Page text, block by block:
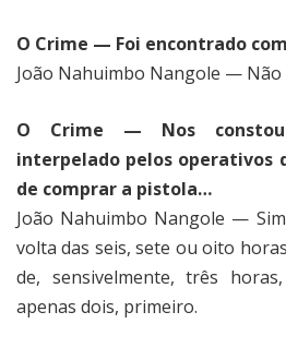
O Crime — Foi encontrado
João Nahuimbo Nangole — Não
O Crime — Nos
interpelado pelos operativos
de comprar a pistola…
João Nahuimbo Nangole —
volta das seis, sete ou oito
de, sensivelmente, três
apenas dois, primeiro.